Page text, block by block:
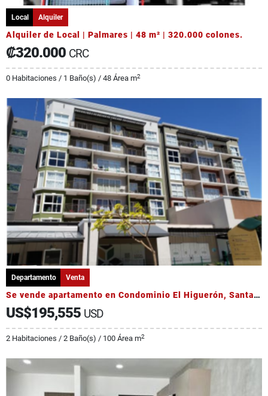
Local Alquiler
Alquiler de Local | Palmares | 48 m² | 320.000 colones.
₡320.000 CRC
0 Habitaciones / 1 Baño(s) / 48 Área m2
Departamento Venta
Se vende apartamento en Condominio El Higuerón, Santa Verde de Heredia
US$195,555 USD
2 Habitaciones / 2 Baño(s) / 100 Área m2